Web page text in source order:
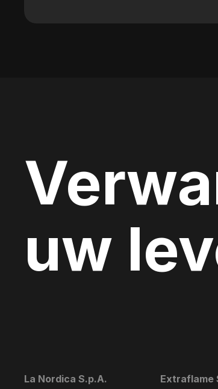
uw
La Nordica S.p.A. Extraflame